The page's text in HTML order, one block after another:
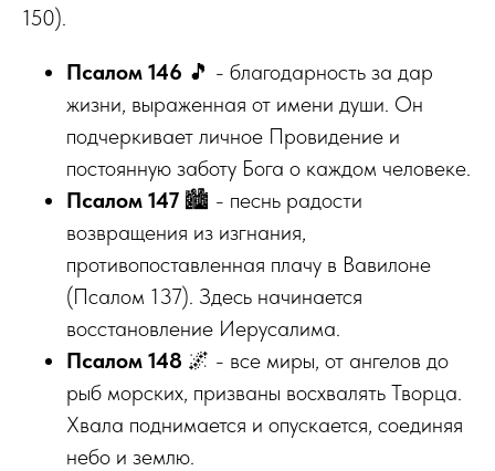
150).
Псалом 146 🎵 - благодарность за дар
жизни, выраженная от имени души. Он
подчеркивает личное Провидение и
постоянную заботу Бога о каждом человеке.
Псалом 147 🏙️ - песнь радости
возвращения из изгнания,
противопоставленная плачу в Вавилоне
(Псалом 137). Здесь начинается
восстановление Иерусалима.
Псалом 148 🌌 - все миры, от ангелов до
рыб морских, призваны восхвалять Творца.
Хвала поднимается и опускается, соединяя
небо и землю.